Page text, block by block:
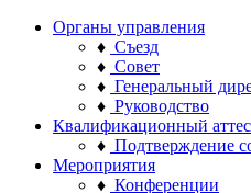
Органы управления
♦ Съезд
♦ Совет
♦ Генеральный
♦ Руководство
Квалификационный
♦ Подтверждение
Мероприятия
♦ Конференции